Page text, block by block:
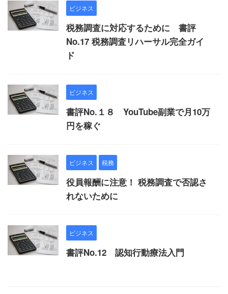
ビジネス
税務調査に対応するために 書評
No.17 税務調査リハーサル完全ガイ
ド
ビジネス
書評No.１８ YouTube副業で月10万
円を稼ぐ
ビジネス 税務
役員報酬に注意！ 税務調査で否認さ
れないために
ビジネス
書評No.12 認知行動療法入門